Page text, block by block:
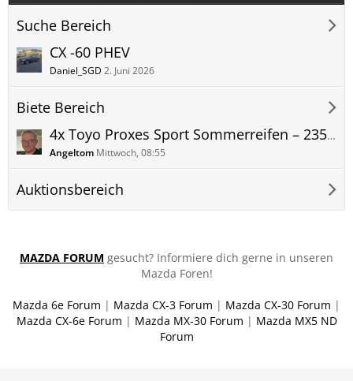
Suche Bereich
CX -60 PHEV
Daniel_SGD 2. Juni 2026
Biete Bereich
4x Toyo Proxes Sport Sommerreifen – 235/50 R20 100W zu verkaufen, neuwertig, 10 km gelaufen
Angeltom Mittwoch, 08:55
Auktionsbereich
MAZDA FORUM gesucht? Informiere dich gerne in unseren
Mazda Foren!
Mazda 6e Forum | Mazda CX-3 Forum | Mazda CX-30 Forum |
Mazda CX-6e Forum | Mazda MX-30 Forum | Mazda MX5 ND
Forum